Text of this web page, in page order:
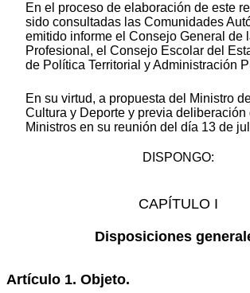
En el proceso de elaboración de este
sido consultadas las Comunidades
emitido informe el Consejo General de
Profesional, el Consejo Escolar del
de Política Territorial y Administración
En su virtud, a propuesta del Ministro
Cultura y Deporte y previa
Ministros en su reunión del día 13 de
DISPONGO:
CAPÍTULO I
Disposiciones
Artículo 1. Objeto.